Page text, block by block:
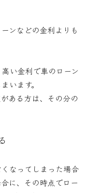
ンなどの金利よりも
い金利で車のローン
います。
ある方は、その分の
なってしまった場合
に、その時点でロー